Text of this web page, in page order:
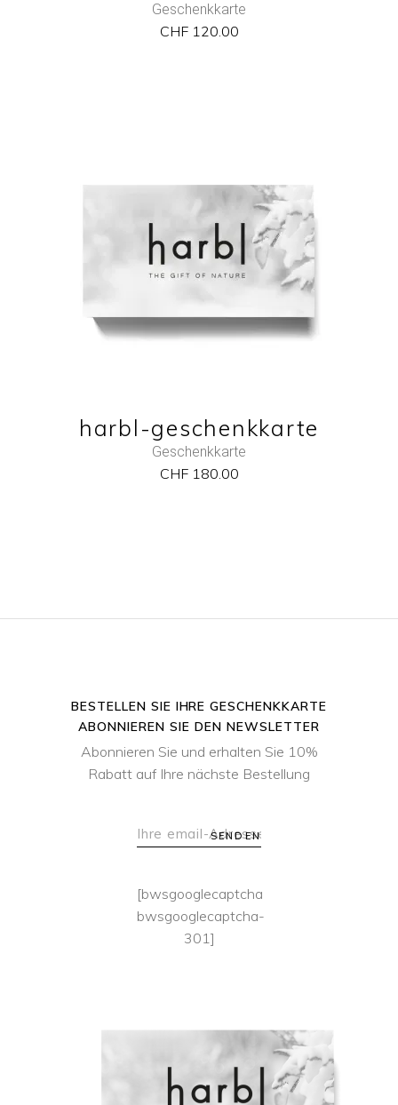
Geschenkkarte
CHF120.00
ADD TO CART
QUICK VIEW
harbl-geschenkkarte
Geschenkkarte
CHF180.00
ABONNIEREN SIE DEN NEWSLETTER
Abonnieren Sie und erhalten Sie 10%
Rabatt auf Ihre nächste Bestellung
SENDEN
[bwsgooglecaptcha
bwsgooglecaptcha-
301]
BESTELLEN SIE IHRE GESCHENKKARTE